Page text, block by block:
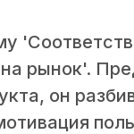
рынок'.
он